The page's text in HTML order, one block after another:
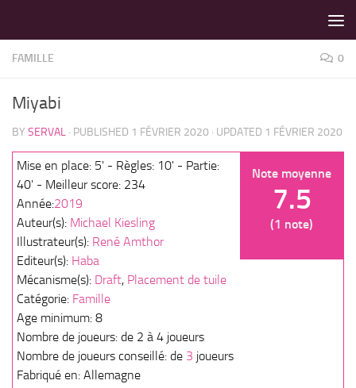
FAMILLE 0
Miyabi
BY SERVAL · PUBLISHED 1 FÉVRIER 2020 · UPDATED 1 FÉVRIER 2020
Note moyenne
7.5
(1 note)
Mise en place: 5' - Règles: 10' - Partie:
40' - Meilleur score: 234
Année:2019
Auteur(s): Michael Kiesling
Illustrateur(s): René Amthor
Editeur(s): Haba
Mécanisme(s): Draft, Placement de tuile
Catégorie: Famille
Age minimum: 8
Nombre de joueurs: de 2 à 4 joueurs
Nombre de joueurs conseillé: de 3 joueurs
Fabriqué en: Allemagne